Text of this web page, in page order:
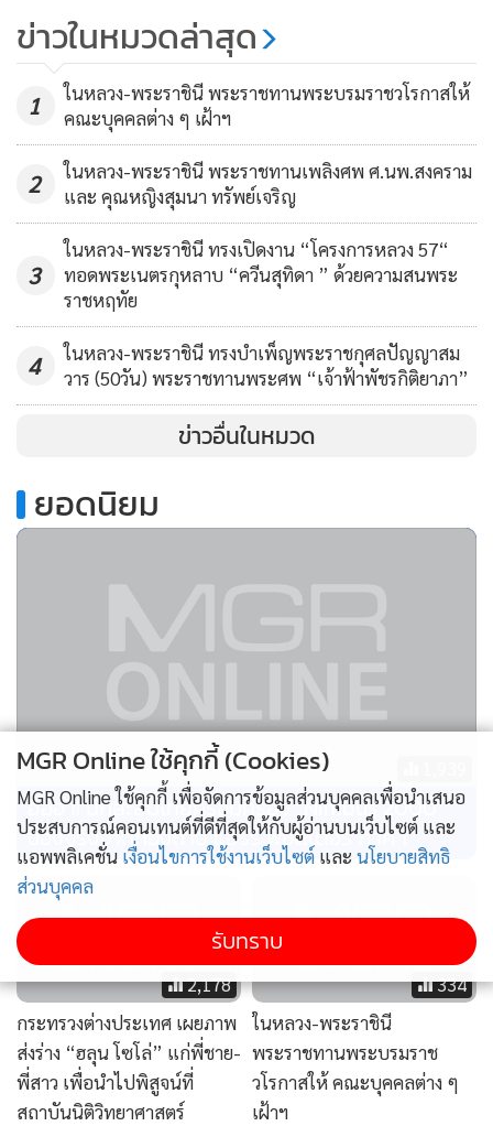
ปกป้องผืนป่า สานต่อพระราชปณิธาน “สืบสาน รักษา”ต่อยอด
งานโครงการหลวง
ทอดพระเนตร ร้านจำหน่ายผลผลิต ผักผลไม้สด ผลิตภัณฑ์ของ
มูลนิธิโครงการหลวง ผักผลไม้ ต้นไม้ ไม้ดอก ไม้ประดับของมูลนิธิ
โครงการหลวงเช่น มะเขือเทศเชอรี่สีเขียว พริกหวานทานสด ฝรั่ง
เนื้อแดง องุ่นสีแดง สีเขียว และสีดำ ผึ้งสวนบ๊วย ชาเขียวป่าดอก
เก็กฮวย กาแฟชุด Royal Coffee The Legend เครื่องดื่มSuper
Food สตรอว์เบอร์รี่ผง ผลิตภัณฑ์แปรรูปจากสัตว์ เป็นต้น
“การนี้ระหว่างที่ทอดพระเนตรผลิตภัณฑ์แปรรูปจากสัตว์ ได้
ปลาคาเวียร์ แทนการฆ่าปลา ซึ่งมีข้อดีหลายประการทั้งในด้าน
ทารุณกรรมสัตว์อีกด้วย”
ทั้งนี้ก่อนเสด็จพระราชดำเนินกลับ พระราชทานพระราชวโรกาส
ให้ ผู้แทนมูลนิธิโครงการหลวง ผู้แทนมหาวิทยาลัยเกษตรศาสตร์
ผู้แทนศูนย์การค้าเซ็นทรัลด์เวิลด์ เข้าเฝ้าทูลเกล้า ฯ ถวายสิ่งของ
ที่ระลึก และฉายพระฉายาลักษณ์ ร่วมกับผู้บริหารมูลนิธิโครงการ
หลวง ผู้แทนศูนย์การค้าเซ็นทรัลด์เวิลด์และคณะกรรมการจัด
งาน “โครงการหลวง 56“ตามลำดับ
ลบ. ปักธงปี 68 รายได้ทะลุ 2 พันลบ.
อานิสงส์ยอดขาย B2B-B2C โตต่อ
เนื่อง
115
“รมว.นฤมล”เฝ้าฯ รับเสด็จสมเด็จ
พระกนิษฐาธิราชเจ้าฯ ในโอกาส
เสด็จพระราชดำเนินไปทรงเปิดงาน
วันข้าวและชาวนาแห่งชาติ ประจำปี
68
ข่าวในหมวดล่าสุด
1
ในหลวง-พระราชินี พระราชทานพระบรมราชวโรกาสให้
คณะบุคคลต่าง ๆ เฝ้าฯ
2
ในหลวง-พระราชินี พระราชทานเพลิงศพ ศ.นพ.สงคราม
และ คุณหญิงสุมนา ทรัพย์เจริญ
3
ในหลวง-พระราชินี ทรงเปิดงาน “โครงการหลวง 57“
ทอดพระเนตรกุหลาบ “ควีนสุทิดา ” ด้วยความสนพระ
ราชหฤทัย
4
ในหลวง-พระราชินี ทรงบำเพ็ญพระราชกุศลปัญญาสม
วาร (50วัน) พระราชทานพระศพ “เจ้าฟ้าพัชรกิติยาภา”
ข่าวอื่นในหมวด
. ยอดนิยม
ฮือฮา! นักสะสมไทยครอบครอง “Nimbus 2000”
ของจริงจากกองถ่าย แฮร์รี่ พอตเตอร์ ภาค 1
2,178
กระทรวงต่างประเทศ เผยภาพ
ส่งร่าง “ฮลุน โซโล่” แก่พี่ชาย-
พี่สาว เพื่อนำไปพิสูจน์ที่
สถาบันนิติวิทยาศาสตร์
334
ในหลวง-พระราชินี
พระราชทานพระบรมราช
วโรกาสให้ คณะบุคคลต่าง ๆ
เฝ้าฯ
MGR Online ใช้คุกกี้ (Cookies)
MGR Online ใช้คุกกี้ เพื่อจัดการข้อมูลส่วนบุคคลเพื่อนำเสนอ
ประสบการณ์คอนเทนต์ที่ดีที่สุดให้กับผู้อ่านบนเว็บไซต์ และ
แอพพลิเคชั่น เงื่อนไขการใช้งานเว็บไซต์ และ นโยบายสิทธิ
ส่วนบุคคล
รับทราบ